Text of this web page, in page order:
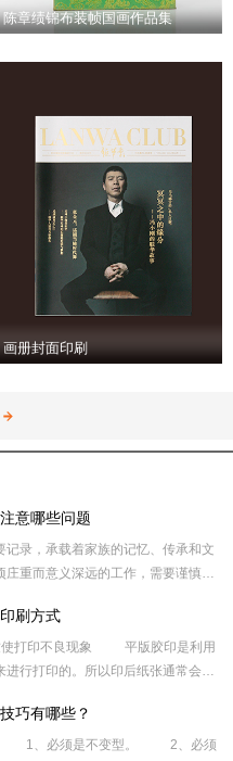
陈章绩锦布装帧国画作品集
画册封面印刷
意哪些问题
记录，承载着家族的记忆、传承和文
庄重而意义深远的工作，需要谨慎对
刷方式
打印不良现象 平版胶印是利用
进行打印的。所以印后纸张通常会伸
巧有哪些？
1、必须是不变型。 2、必须